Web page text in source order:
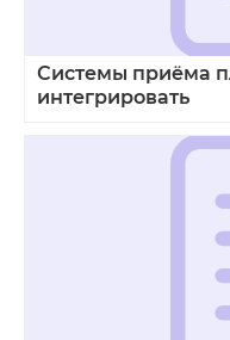
Системы приёма
интегрировать